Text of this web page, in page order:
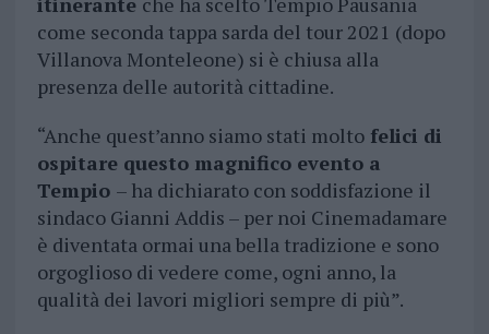
come seconda tappa sarda del tour 2021 (dopo
Villanova Monteleone) si è chiusa alla
presenza delle autorità cittadine.
“Anche quest’anno siamo stati moltofelici di
ospitare questo magnifico evento a
Tempio – ha dichiarato con soddisfazione il
sindaco Gianni Addis – per noi Cinemadamare
è diventata ormai una bella tradizione e sono
orgoglioso di vedere come, ogni anno, la
qualità dei lavori migliori sempre di più”.